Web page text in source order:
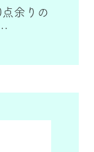
余りの
で、心